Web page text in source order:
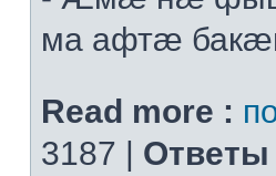
ма афтæ
Read more :
3187 | Ответы